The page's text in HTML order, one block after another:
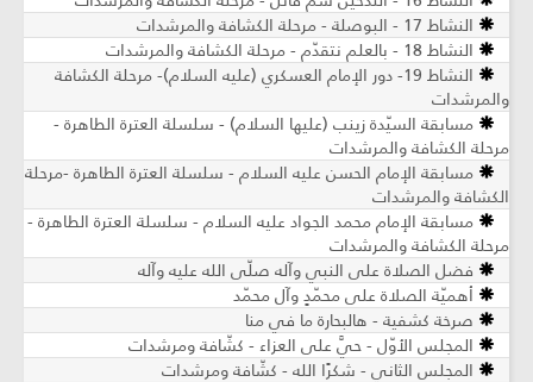
النشاط 17 - البوصلة - مرحلة الكشافة والمرشدات
النشاط 18 - بالعلم نتقدّم - مرحلة الكشافة والمرشدات
النشاط 19- دور الإمام العسكري (عليه السلام)- مرحلة الكشافة
والمرشدات
مسابقة السيّدة زينب (عليها السلام) - سلسلة العترة الطاهرة -
مرحلة الكشافة والمرشدات
مسابقة الإمام الحسن عليه السلام - سلسلة العترة الطاهرة -مرحلة
الكشافة والمرشدات
مسابقة الإمام محمد الجواد عليه السلام - سلسلة العترة الطاهرة -
مرحلة الكشافة والمرشدات
فضل الصلاة على النبي وآله صلّى الله عليه وآله
أهميّة الصلاة على محمّدٍ وآل محمّد
صرخة كشفية - هالبحارة ما في منا
المجلس الأوّل - حيَّ على العزاء - كشّافة ومرشدات
المجلس الثاني - شكرًا الله - كشّافة ومرشدات